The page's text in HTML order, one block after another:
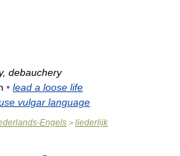
debauchery
• lead a loose life
vulgar language
Engels > liederlijk